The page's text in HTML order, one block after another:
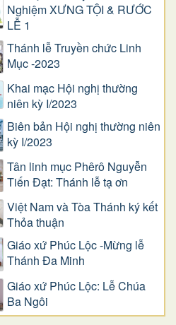
Nghiệm XƯNG TỘI & RƯỚC
LỄ 1
Thánh lễ Truyền chức Linh
Mục -2023
Khai mạc Hội nghị thường
niên kỳ I/2023
Biên bản Hội nghị thường niên
kỳ I/2023
Tân linh mục Phêrô Nguyễn
Tiến Đạt: Thánh lễ tạ ơn
Việt Nam và Tòa Thánh ký kết
Thỏa thuận
Giáo xứ Phúc Lộc -Mừng lễ
Thánh Đa Minh
Giáo xứ Phúc Lộc: Lễ Chúa
Ba Ngôi